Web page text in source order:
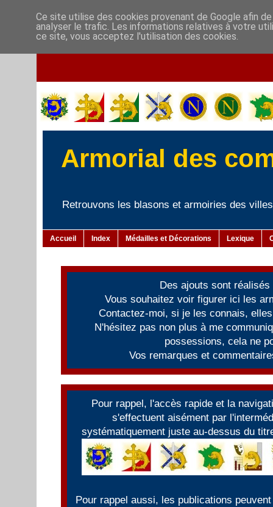
Armorial des
Retrouvons les blasons et armoiries des
Accueil Index Médailles et Décorations Lexique
Des ajouts sont
Vous souhaitez voir figurer ici les
Contactez-moi, si je les connais,
N'hésitez pas non plus à me
possessions, cela ne
Vos remarques et
Pour rappel, l'accès rapide et la
s'effectuent aisément par
systématiquement juste au-dessus du
Pour rappel aussi, les publications
Ce site utilise des cookies provenant de Google afin
analyser le trafic. Les informations relatives à votre
ce site, vous acceptez l'utilisation des cookies.